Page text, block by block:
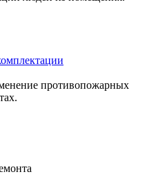
противопожарных